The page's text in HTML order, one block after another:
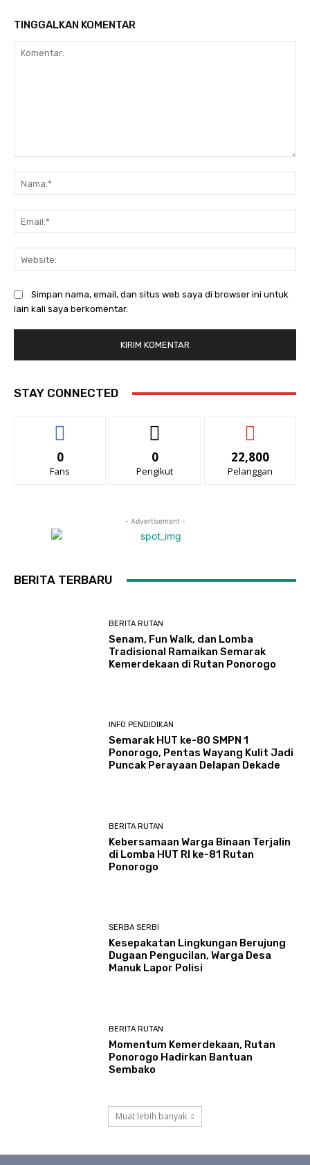
TINGGALKAN KOMENTAR
Simpan nama, email, dan situs web saya di browser ini untuk
lain kali saya berkomentar.
STAY CONNECTED
0
Fans
0
Pengikut
22,800
Pelanggan
- Advertisement -
BERITA TERBARU
BERITA RUTAN
Senam, Fun Walk, dan Lomba
Tradisional Ramaikan Semarak
Kemerdekaan di Rutan Ponorogo
INFO PENDIDIKAN
Semarak HUT ke-80 SMPN 1
Ponorogo, Pentas Wayang Kulit Jadi
Puncak Perayaan Delapan Dekade
BERITA RUTAN
Kebersamaan Warga Binaan Terjalin
di Lomba HUT RI ke-81 Rutan
Ponorogo
SERBA SERBI
Kesepakatan Lingkungan Berujung
Dugaan Pengucilan, Warga Desa
Manuk Lapor Polisi
BERITA RUTAN
Momentum Kemerdekaan, Rutan
Ponorogo Hadirkan Bantuan
Sembako
Muat lebih banyak